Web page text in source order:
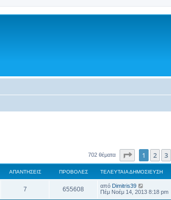
702 θέματα Σελίδα1 από
1 2 3
ΑΠΑΝΤΉΣΕΙΣ ΠΡΟΒΟΛΈΣ ΤΕΛΕΥΤΑΊΑ ΔΗΜΟΣΊΕΥΣΗ
7 655608 από Dimitris39
Πέμ Νοέμ 14, 2013 8:18 pm